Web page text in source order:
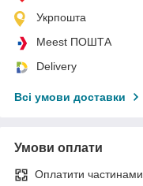
Укрпошта
Meest ПОШТА
Delivery
Всі умови доставки
Умови оплати
Оплатити частинами